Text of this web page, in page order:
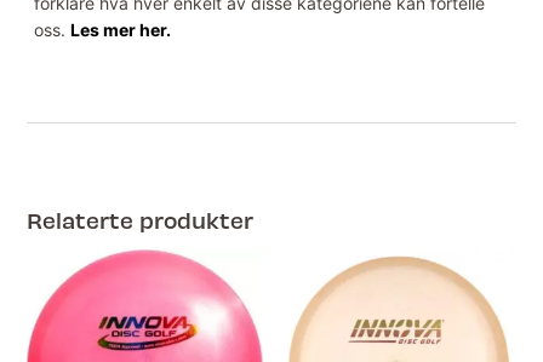
oss.Les mer her.
Relaterte produkter